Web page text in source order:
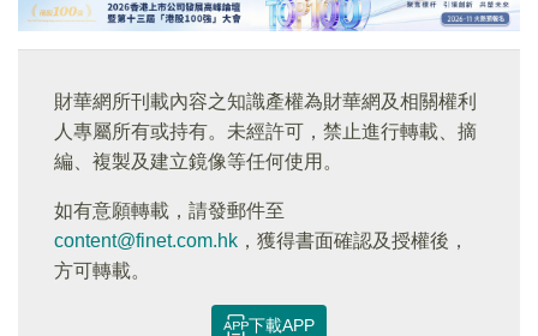
財華網所刊載內容之知識產權為財華網及相關權利
人專屬所有或持有。未經許可，禁止進行轉載、摘
編、複製及建立鏡像等任何使用。
如有意願轉載，請發郵件至
content@finet.com.hk ，獲得書面確認及授權後，
方可轉載。
下載APP